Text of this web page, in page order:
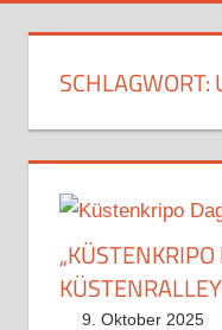
SCHLAGWORT:
9. Oktober 2025